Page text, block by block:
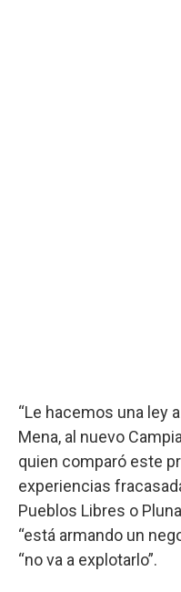
“Le hacemos una ley
Mena, al nuevo
quien comparó este
experiencias
Pueblos Libres o
“está armando un
“no va a explotarlo”.